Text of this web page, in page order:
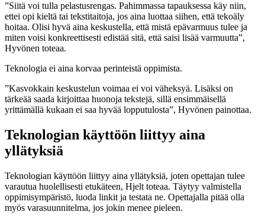
”Siitä voi tulla pelastusrengas. Pahimmassa tapauksessa käy niin,
ettei opi kieltä tai tekstitaitoja, jos aina luottaa siihen, että tekoäly
hoitaa. Olisi hyvä aina keskustella, että mistä epävarmuus tulee ja
miten voisi konkreettisesti edistää sitä, että saisi lisää varmuutta”,
Hyvönen toteaa.
Teknologia ei aina korvaa perinteistä oppimista.
”Kasvokkain keskustelun voimaa ei voi väheksyä. Lisäksi on
tärkeää saada kirjoittaa huonoja tekstejä, sillä ensimmäisellä
yrittämällä kukaan ei saa hyvää lopputulosta”, Hyvönen painottaa.
Teknologian käyttöön liittyy aina
yllätyksiä
Teknologian käyttöön liittyy aina yllätyksiä, joten opettajan tulee
varautua huolellisesti etukäteen, Hjelt toteaa. Täytyy valmistella
oppimisympäristö, luoda linkit ja testata ne. Opettajalla pitää olla
myös varasuunnitelma, jos jokin menee pieleen.